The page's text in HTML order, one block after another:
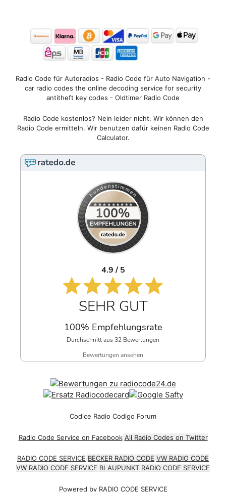
Radio Code für Autoradios - Radio Code für Auto Navigation -
car radio codes the online decoding service for security
antitheft key codes - Oldtimer Radio Code
Radio Code kostenlos? Nein leider nicht. Wir können den
Radio Code ermitteln. Wir benutzen dafür keinen Radio Code
Calculator.
4.9 / 5
SEHR GUT
100% Empfehlungsrate
Durchschnitt aus 32 Bewertungen
Bewertungen ansehen
Codice Radio Codigo Forum
Radio Code Service on Facebook All Radio Codes on Twitter
RADIO CODE SERVICE BECKER RADIO CODE VW RADIO CODE
VW RADIO CODE SERVICE BLAUPUNKT RADIO CODE SERVICE
Powered by RADIO CODE SERVICE